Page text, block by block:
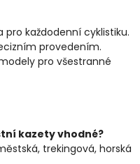
pro každodenní cyklistiku.
provedením.
pro všestranné
kazety vhodné?
trekingová, horská